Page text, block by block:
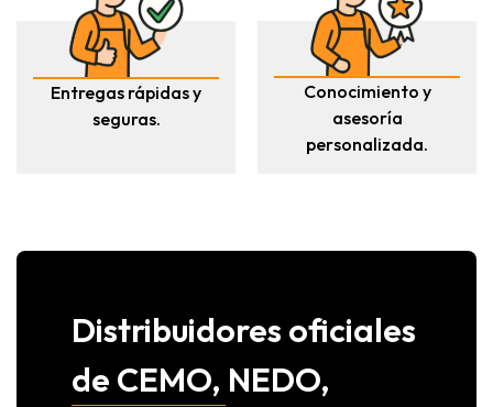
Entregas rápidas y
seguras.
Conocimiento y
asesoría
personalizada.
Distribuidores oficiales
de CEMO, NEDO,